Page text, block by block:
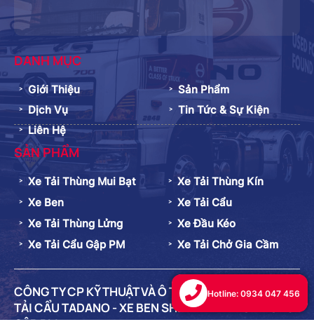
DANH MỤC
Giới Thiệu
Sản Phẩm
Dịch Vụ
Tin Tức & Sự Kiện
Liên Hệ
SẢN PHẨM
Xe Tải Thùng Mui Bạt
Xe Tải Thùng Kín
Xe Ben
Xe Tải Cẩu
Xe Tải Thùng Lửng
Xe Đầu Kéo
Xe Tải Cẩu Gập PM
Xe Tải Chở Gia Cầm
CÔNG TY CP KỸ THUẬT VÀ Ô TÔ TRƯỜNG LONG - XE
TẢI CẨU TADANO - XE BEN SHINMAYWA - CẦN CẨU
GẬP PM
Hotline: 0934 047 456